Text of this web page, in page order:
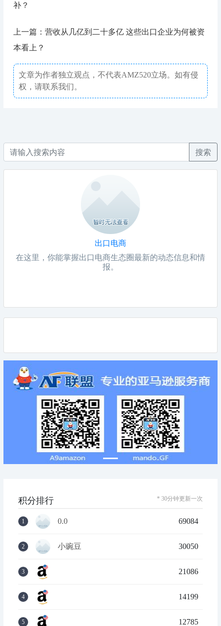
补？
上一篇：营收从几亿到二十多亿 这些出口企业为何被资
本看上？
文章为作者独立观点，不代表AMZ520立场。如有侵
权，请联系我们。
搜索
出口电商
在这里，你能掌握出口电商生态圈最新的动态信息和情
报。
积分排行 * 30分钟更新一次
1 0.0 69084
2 小豌豆 30050
3 21086
4 14199
5 12785